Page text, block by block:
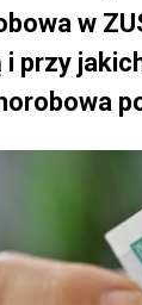
w
przy